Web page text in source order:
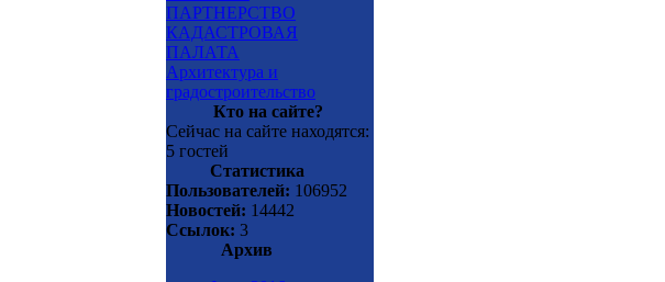
ПАРТНЕРСТВО
КАДАСТРОВАЯ
ПАЛАТА
Архитектура и
градостроительство
Кто на сайте?
Сейчас на сайте находятся:
5 гостей
Статистика
Пользователей: 106952
Новостей: 14442
Ссылок: 3
Архив